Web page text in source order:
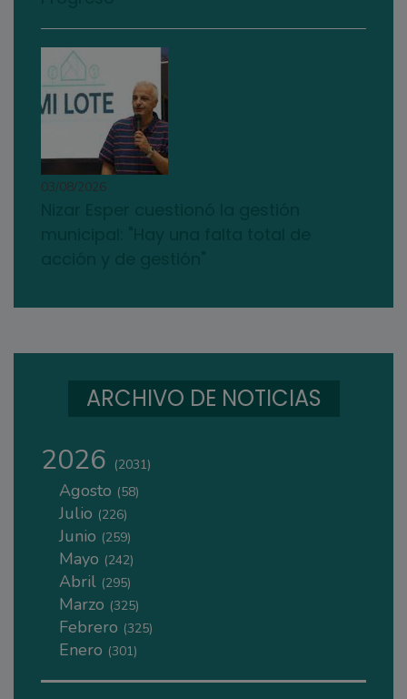
03/08/2026
ARCHIVO DE NOTICIAS
2026 (2031)
Agosto (58)
Julio (226)
Junio (259)
Mayo (242)
Abril (295)
Marzo (325)
Febrero (325)
Enero (301)